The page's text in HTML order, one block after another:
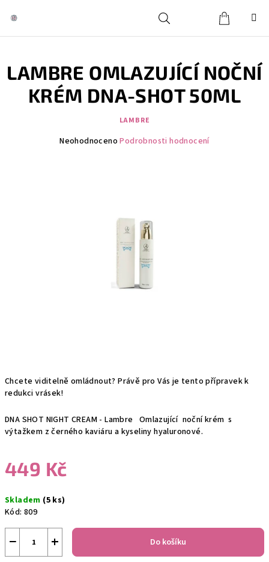
HledatPřihlášeníKošík
Chcete viditelně omládnout? Právě pro Vás je tento přípravek k
redukci vrásek!
DNA SHOT NIGHT CREAM - Lambre Omlazující noční krém s
výtažkem z černého kaviáru a kyseliny hyaluronové.
449 Kč
cena:
Skladem (5 ks)
Kód: 809
+
− Do košíku
LAMBRE OMLAZUJÍCÍ NOČNÍ
KRÉM DNA-SHOT 50ML
LAMBRE
Průměrné
Neohodnoceno Podrobnosti hodnocení